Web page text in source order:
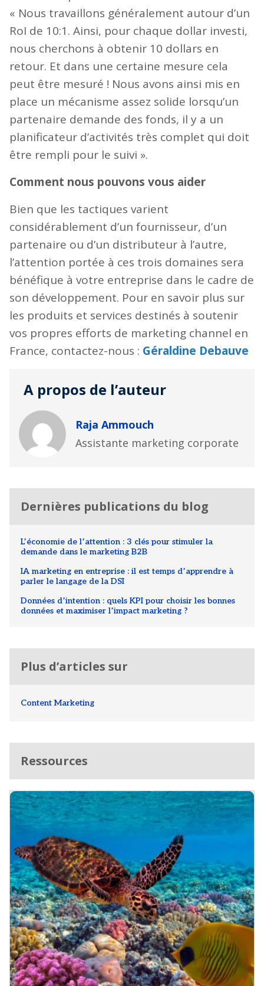
« Nous travaillons généralement autour d’un
RoI de 10:1. Ainsi, pour chaque dollar investi,
nous cherchons à obtenir 10 dollars en
retour. Et dans une certaine mesure cela
peut être mesuré ! Nous avons ainsi mis en
place un mécanisme assez solide lorsqu’un
partenaire demande des fonds, il y a un
planificateur d’activités très complet qui doit
être rempli pour le suivi ».
Comment nous pouvons vous aider
Bien que les tactiques varient
considérablement d’un fournisseur, d’un
partenaire ou d’un distributeur à l’autre,
l’attention portée à ces trois domaines sera
bénéfique à votre entreprise dans le cadre de
son développement. Pour en savoir plus sur
les produits et services destinés à soutenir
vos propres efforts de marketing channel en
France, contactez-nous : Géraldine Debauve
A propos de l’auteur
Raja Ammouch
Assistante marketing corporate
Dernières publications du blog
L’économie de l’attention : 3 clés pour stimuler la
demande dans le marketing B2B
IA marketing en entreprise : il est temps d’apprendre à
parler le langage de la DSI
Données d’intention : quels KPI pour choisir les bonnes
données et maximiser l’impact marketing ?
Plus d’articles sur
Content Marketing
Ressources